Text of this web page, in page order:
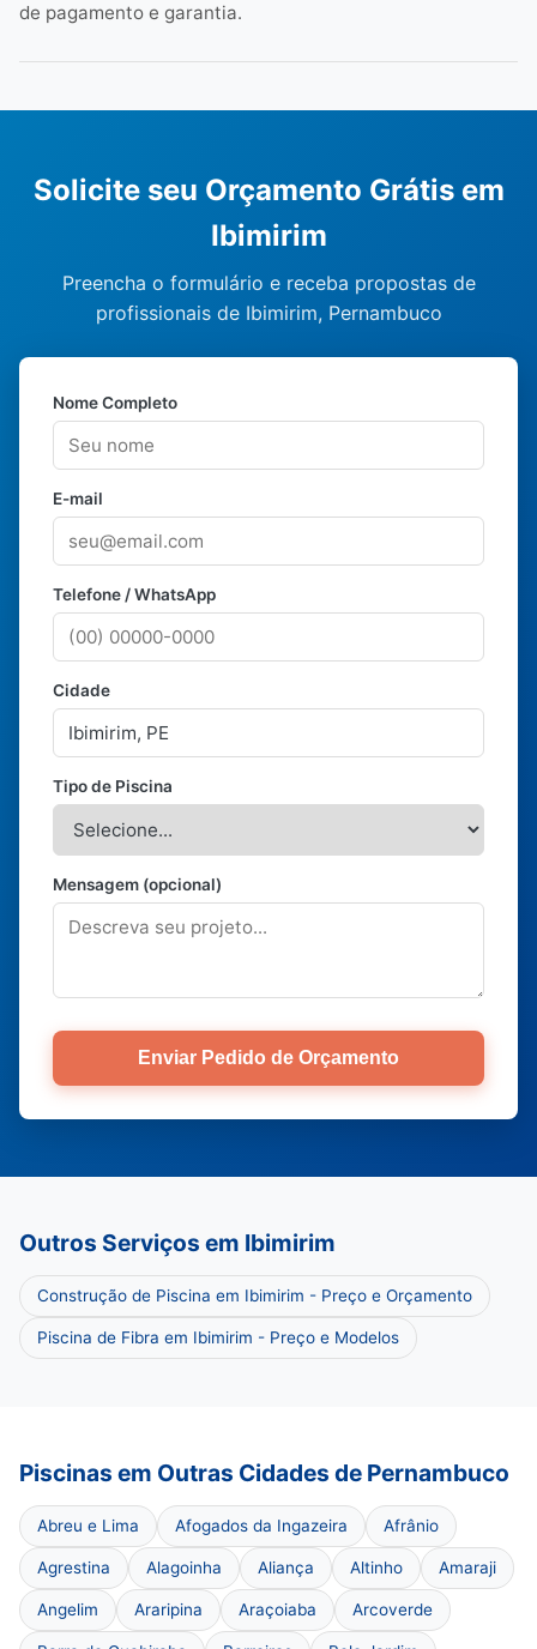
de pagamento e garantia.
Solicite seu Orçamento Grátis em
Ibimirim
Preencha o formulário e receba propostas de
profissionais de Ibimirim, Pernambuco
Nome Completo
E-mail
Telefone / WhatsApp
Cidade
Tipo de Piscina
Mensagem (opcional)
Enviar Pedido de Orçamento
Outros Serviços em Ibimirim
Construção de Piscina em Ibimirim - Preço e Orçamento
Piscina de Fibra em Ibimirim - Preço e Modelos
Piscinas em Outras Cidades de Pernambuco
Abreu e Lima Afogados da Ingazeira Afrânio
Agrestina Alagoinha Aliança Altinho Amaraji
Angelim Araripina Araçoiaba Arcoverde